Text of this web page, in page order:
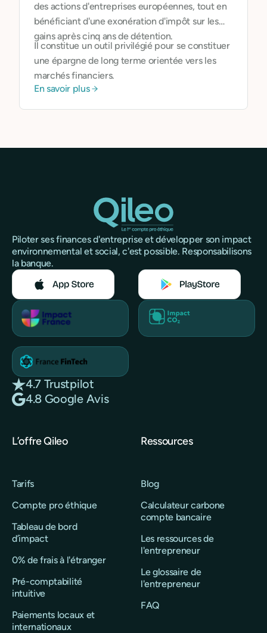
des actions d'entreprises européennes, tout en
bénéficiant d'une exonération d'impôt sur les
gains après cinq ans de détention.
Il constitue un outil privilégié pour se constituer
une épargne de long terme orientée vers les
marchés financiers.
En savoir plus
Piloter ses finances d'entreprise et développer son impact
environnemental et social, c'est possible. Responsabilisons
la banque.
4.7 Trustpilot
4.8 Google Avis
L’offre Qileo
Tarifs
Compte pro éthique
Tableau de bord
d’impact
0% de frais à l'étranger
Pré-comptabilité
intuitive
Paiements locaux et
internationaux
Ressources
Blog
Calculateur carbone
compte bancaire
Les ressources de
l'entrepreneur
Le glossaire de
l'entrepreneur
FAQ